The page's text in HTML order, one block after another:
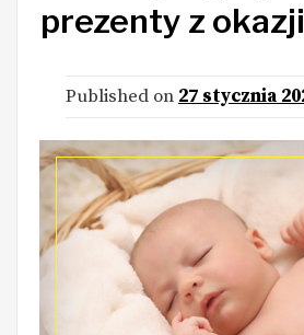
prezenty z
Published on 27 stycznia